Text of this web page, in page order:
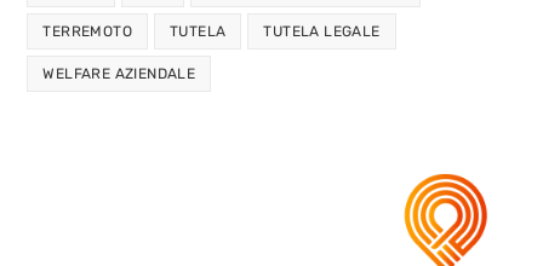
TERREMOTO TUTELA TUTELA LEGALE
WELFARE AZIENDALE